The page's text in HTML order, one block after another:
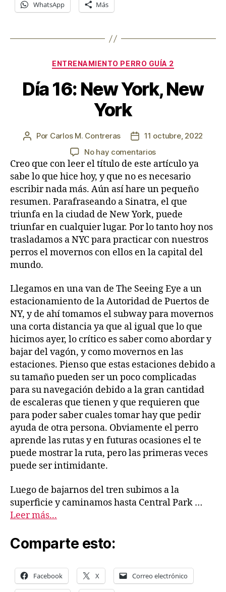
WhatsApp Más
Categorías
ENTRENAMIENTO PERRO GUÍA 2
Día 16: New York, New
York
Autor
entrada
Por Carlos M. Contreras
Fecha
entrada
11 octubre, 2022
No hay comentariosen
Día
16:
York,
New
York
Creo que con leer el título de este artículo ya
sabe lo que hice hoy, y que no es necesario
escribir nada más. Aún así hare un pequeño
resumen. Parafraseando a Sinatra, el que
triunfa en la ciudad de New York, puede
triunfar en cualquier lugar. Por lo tanto hoy nos
trasladamos a NYC para practicar con nuestros
perros el movernos con ellos en la capital del
mundo.
Llegamos en una van de The Seeing Eye a un
estacionamiento de la Autoridad de Puertos de
NY, y de ahí tomamos el subway para movernos
una corta distancia ya que al igual que lo que
hicimos ayer, lo crítico es saber como abordar y
bajar del vagón, y como movernos en las
estaciones. Pienso que estas estaciones debido a
su tamaño pueden ser un poco complicadas
para su navegación debido a la gran cantidad
de escaleras que tienen y que requieren que
para poder saber cuales tomar hay que pedir
ayuda de otra persona. Obviamente el perro
aprende las rutas y en futuras ocasiones el te
puede mostrar la ruta, pero las primeras veces
puede ser intimidante.
Luego de bajarnos del tren subimos a la
superficie y caminamos hasta Central Park …
Leer más...
Comparte esto:
Facebook X Correo electrónico